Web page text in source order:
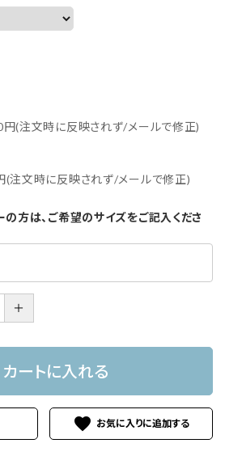
(注文時に反映されず/メールで修正)
注文時に反映されず/メールで修正)
は、ご希望のサイズをご記入くださ
＋
カートに入れる
favorite